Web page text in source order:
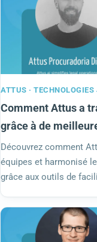
ATTUS ·
Comment Attus a
grâce à de
Découvrez comment
équipes et harmonisé
grâce aux outils de